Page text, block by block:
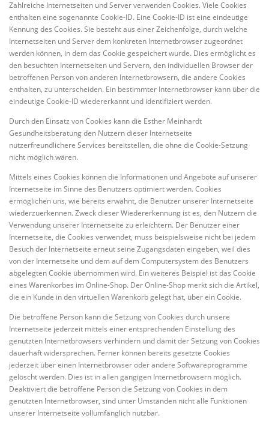
Zahlreiche Internetseiten und Server verwenden Cookies. Viele Cookies
enthalten eine sogenannte Cookie-ID. Eine Cookie-ID ist eine eindeutige
Kennung des Cookies. Sie besteht aus einer Zeichenfolge, durch welche
Internetseiten und Server dem konkreten Internetbrowser zugeordnet
werden können, in dem das Cookie gespeichert wurde. Dies ermöglicht es
den besuchten Internetseiten und Servern, den individuellen Browser der
betroffenen Person von anderen Internetbrowsern, die andere Cookies
enthalten, zu unterscheiden. Ein bestimmter Internetbrowser kann über die
eindeutige Cookie-ID wiedererkannt und identifiziert werden.
Durch den Einsatz von Cookies kann die Esther Meinhardt
Gesundheitsberatung den Nutzern dieser Internetseite
nutzerfreundlichere Services bereitstellen, die ohne die Cookie-Setzung
nicht möglich wären.
Mittels eines Cookies können die Informationen und Angebote auf unserer
Internetseite im Sinne des Benutzers optimiert werden. Cookies
ermöglichen uns, wie bereits erwähnt, die Benutzer unserer Internetseite
wiederzuerkennen. Zweck dieser Wiedererkennung ist es, den Nutzern die
Verwendung unserer Internetseite zu erleichtern. Der Benutzer einer
Internetseite, die Cookies verwendet, muss beispielsweise nicht bei jedem
Besuch der Internetseite erneut seine Zugangsdaten eingeben, weil dies
von der Internetseite und dem auf dem Computersystem des Benutzers
abgelegten Cookie übernommen wird. Ein weiteres Beispiel ist das Cookie
eines Warenkorbes im Online-Shop. Der Online-Shop merkt sich die Artikel,
die ein Kunde in den virtuellen Warenkorb gelegt hat, über ein Cookie.
Die betroffene Person kann die Setzung von Cookies durch unsere
Internetseite jederzeit mittels einer entsprechenden Einstellung des
genutzten Internetbrowsers verhindern und damit der Setzung von Cookies
dauerhaft widersprechen. Ferner können bereits gesetzte Cookies
jederzeit über einen Internetbrowser oder andere Softwareprogramme
gelöscht werden. Dies ist in allen gängigen Internetbrowsern möglich.
Deaktiviert die betroffene Person die Setzung von Cookies in dem
genutzten Internetbrowser, sind unter Umständen nicht alle Funktionen
unserer Internetseite vollumfänglich nutzbar.